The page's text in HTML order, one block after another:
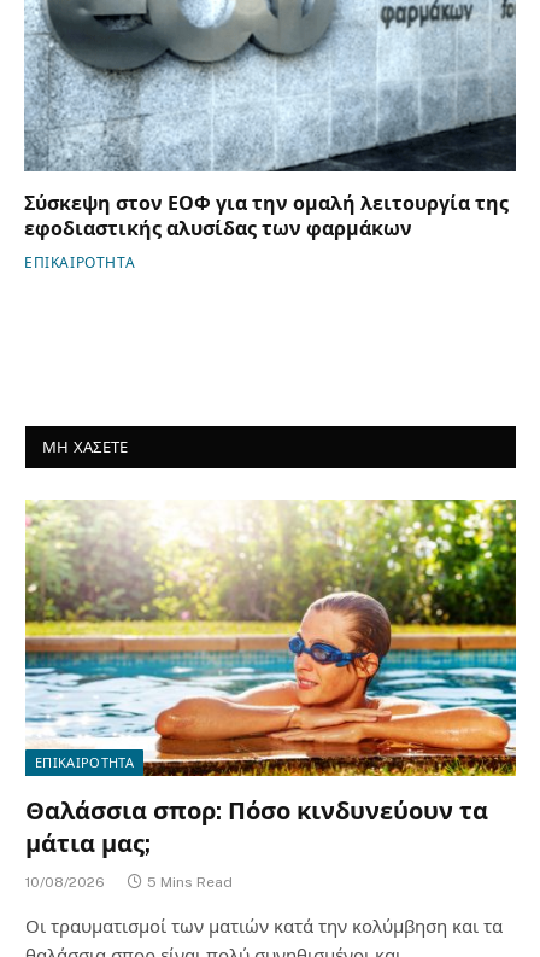
Σύσκεψη στον ΕΟΦ για την ομαλή λειτουργία της
εφοδιαστικής αλυσίδας των φαρμάκων
ΕΠΙΚΑΙΡΟΤΗΤΑ
ΜΗ ΧΑΣΕΤΕ
ΕΠΙΚΑΙΡΟΤΗΤΑ
Θαλάσσια σπορ: Πόσο κινδυνεύουν τα
μάτια μας;
10/08/2026 5 Mins Read
Οι τραυματισμοί των ματιών κατά την κολύμβηση και τα